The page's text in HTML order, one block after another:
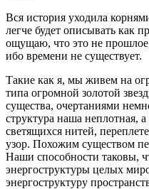
Вся история уходила
легче будет описывать как
ощущаю, что это не
ибо времени не существует.
Такие как я, мы живем на
типа огромной золотой
существа, очертаниями
структура наша неплотная,
светящихся нитей,
узор. Похожим существом
Наши способности таковы,
энергоструктуры целых
энергоструктуру